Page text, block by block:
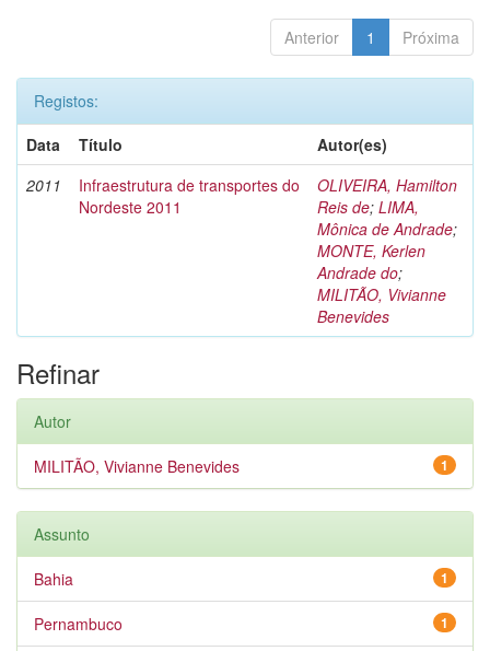
Anterior 1 Próxima
Registos:
Data
Título
Autor(es)
2011
Infraestrutura de transportes do
Nordeste 2011
OLIVEIRA, Hamilton
Reis de; LIMA,
Mônica de Andrade;
MONTE, Kerlen
Andrade do;
MILITÃO, Vivianne
Benevides
Refinar
Autor
1
MILITÃO, Vivianne Benevides
Assunto
1
Bahia
1
Pernambuco